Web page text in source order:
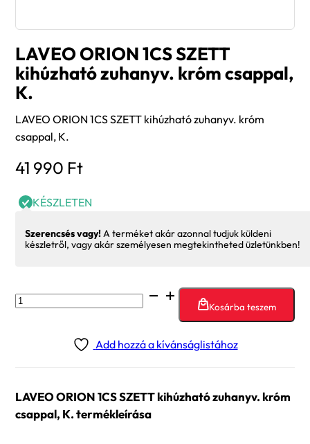
LAVEO ORION 1CS SZETT
kihúzható zuhanyv. króm csappal,
K.
LAVEO ORION 1CS SZETT kihúzható zuhanyv. króm
csappal, K.
41 990 Ft
KÉSZLETEN
Szerencsés vagy!A terméket akár azonnal tudjuk küldeni
készletről, vagy akár személyesen megtekintheted üzletünkben!
LAVEO
ORION
króm
csappal,
Kosárba teszem
Add hozzá a kívánságlistához
LAVEO ORION 1CS SZETT kihúzható zuhanyv. króm
csappal, K. termékleírása